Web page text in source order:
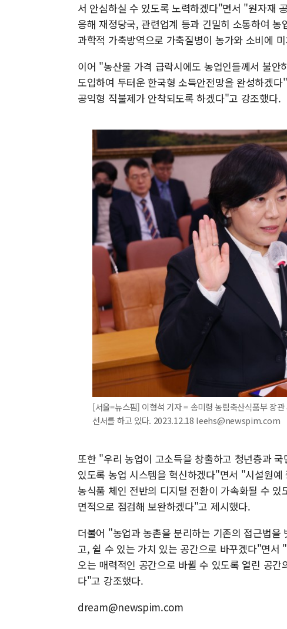
서 안심하실 수 있도록 노력하겠다"면서 "원자재
응해 재정당국, 관련업계 등과 긴밀히 소통하여
과학적 가축방역으로 가축질병이 농가와 소비에
이어 "농산물 가격 급락시에도 농업인들께서 불
도입하여 두터운 한국형 소득안전망을 완성하겠
공익형 직불제가 안착되도록 하겠다"고 강조했다.
[서울=뉴스핌] 이형석 기자 = 송미령 농림축산식품부 장
선서를 하고 있다. 2023.12.18 leehs@newspim.com
또한 "우리 농업이 고소득을 창출하고 청년층과
있도록 농업 시스템을 혁신하겠다"면서 "시설원
농식품 체인 전반의 디지털 전환이 가속화될 수
면적으로 점검해 보완하겠다"고 제시했다.
더불어 "농업과 농촌을 분리하는 기존의 접근법
고, 쉴 수 있는 가치 있는 공간으로 바꾸겠다"면서
오는 매력적인 공간으로 바뀔 수 있도록 열린 공
다"고 강조했다.
dream@newspim.com